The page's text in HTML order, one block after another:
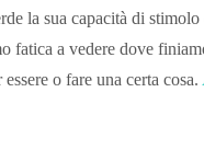
la sua capacità di
fatica a vedere dove
o fare una certa cosa.